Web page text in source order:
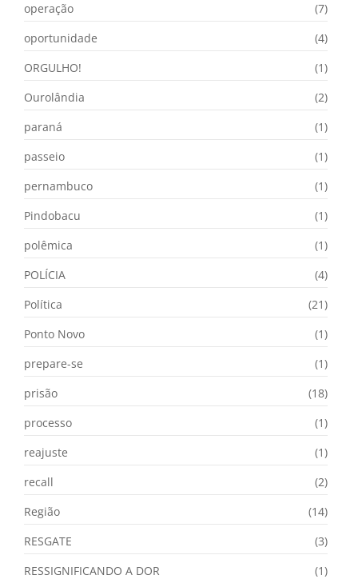
operação
(7)
oportunidade
(4)
ORGULHO!
(1)
Ourolândia
(2)
paraná
(1)
passeio
(1)
pernambuco
(1)
Pindobacu
(1)
polêmica
(1)
POLÍCIA
(4)
Política
(21)
Ponto Novo
(1)
prepare-se
(1)
prisão
(18)
processo
(1)
reajuste
(1)
recall
(2)
Região
(14)
RESGATE
(3)
RESSIGNIFICANDO A DOR
(1)